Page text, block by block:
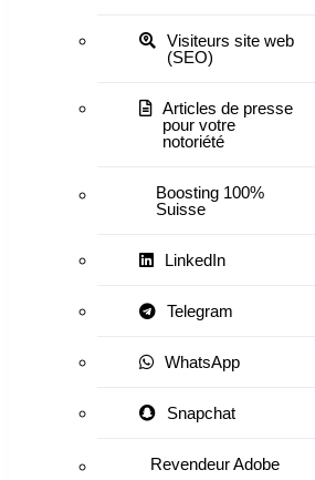
Visiteurs site web
(SEO)
Articles de presse
pour votre
notoriété
Boosting 100%
Suisse
LinkedIn
Telegram
WhatsApp
Snapchat
Revendeur Adobe